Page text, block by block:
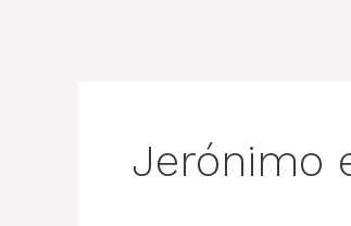
Jerónimo